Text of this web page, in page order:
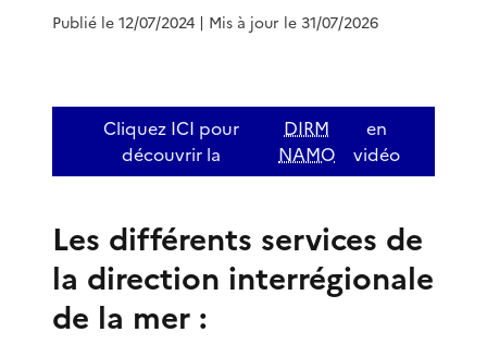
Publié le 12/07/2024 | Mis à jour le 31/07/2026
Cliquez ICI pour
découvrir la
DIRM
NAMO
en
vidéo
Les différents services de
la direction interrégionale
de la mer :